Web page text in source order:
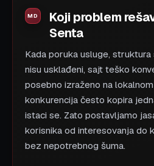
Koji problem
Senta
Kada poruka usluge,
nisu usklađeni, sajt teško
posebno izraženo na
konkurencija često kopira
istaci se. Zato postavljamo
korisnika od interesovanja do
bez nepotrebnog šuma.